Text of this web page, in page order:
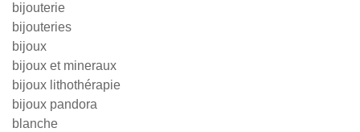
bijouterie
bijouteries
bijoux
bijoux et mineraux
bijoux lithothérapie
bijoux pandora
blanche